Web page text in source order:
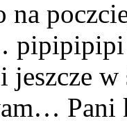
na
jeszcze
Pani